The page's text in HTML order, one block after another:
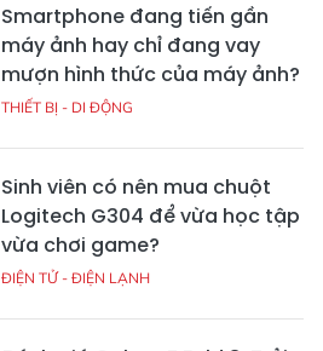
Smartphone đang tiến gần
máy ảnh hay chỉ đang vay
mượn hình thức của máy ảnh?
THIẾT BỊ - DI ĐỘNG
Sinh viên có nên mua chuột
Logitech G304 để vừa học tập
vừa chơi game?
ĐIỆN TỬ - ĐIỆN LẠNH